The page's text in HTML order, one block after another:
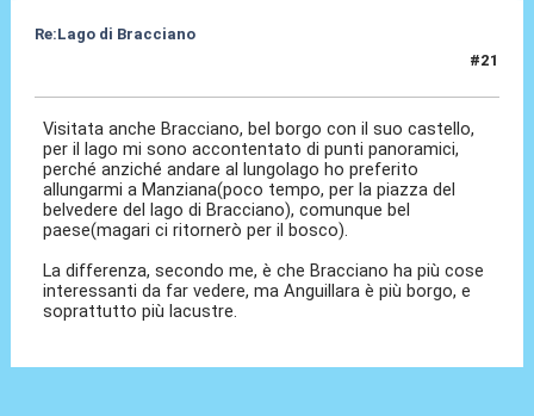
Re:Lago di Bracciano
#21
Visitata anche Bracciano, bel borgo con il suo castello,
per il lago mi sono accontentato di punti panoramici,
perché anziché andare al lungolago ho preferito
allungarmi a Manziana(poco tempo, per la piazza del
belvedere del lago di Bracciano), comunque bel
paese(magari ci ritornerò per il bosco).
La differenza, secondo me, è che Bracciano ha più cose
interessanti da far vedere, ma Anguillara è più borgo, e
soprattutto più lacustre.